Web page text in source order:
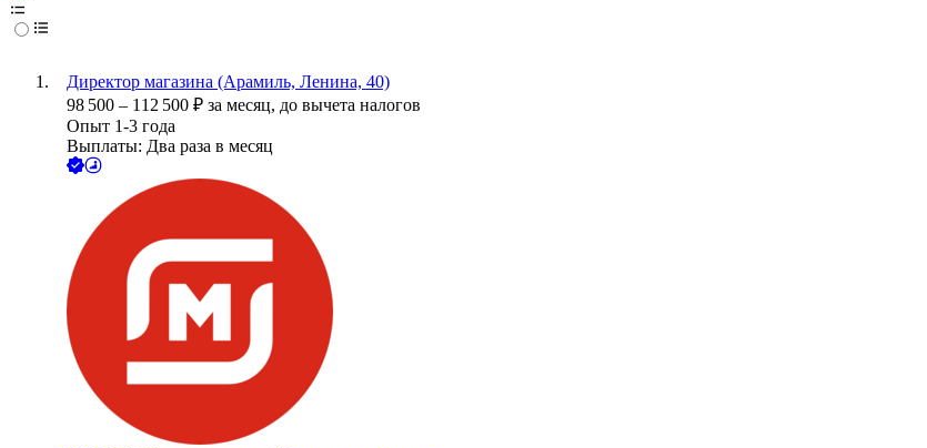
Директор магазина (Арамиль, Ленина, 40)
98 500 – 112 500 ₽ за месяц, до вычета налогов
Опыт 1-3 года
Выплаты: Два раза в месяц